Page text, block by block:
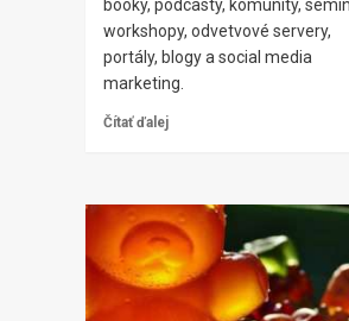
booky, podcasty, komunity,
workshopy, odvetvové servery,
portály, blogy a social media
marketing.
Čítať ďalej